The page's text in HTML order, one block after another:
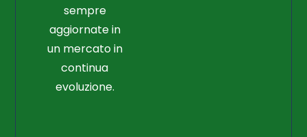
sempre
aggiornate in
un mercato in
continua
evoluzione.